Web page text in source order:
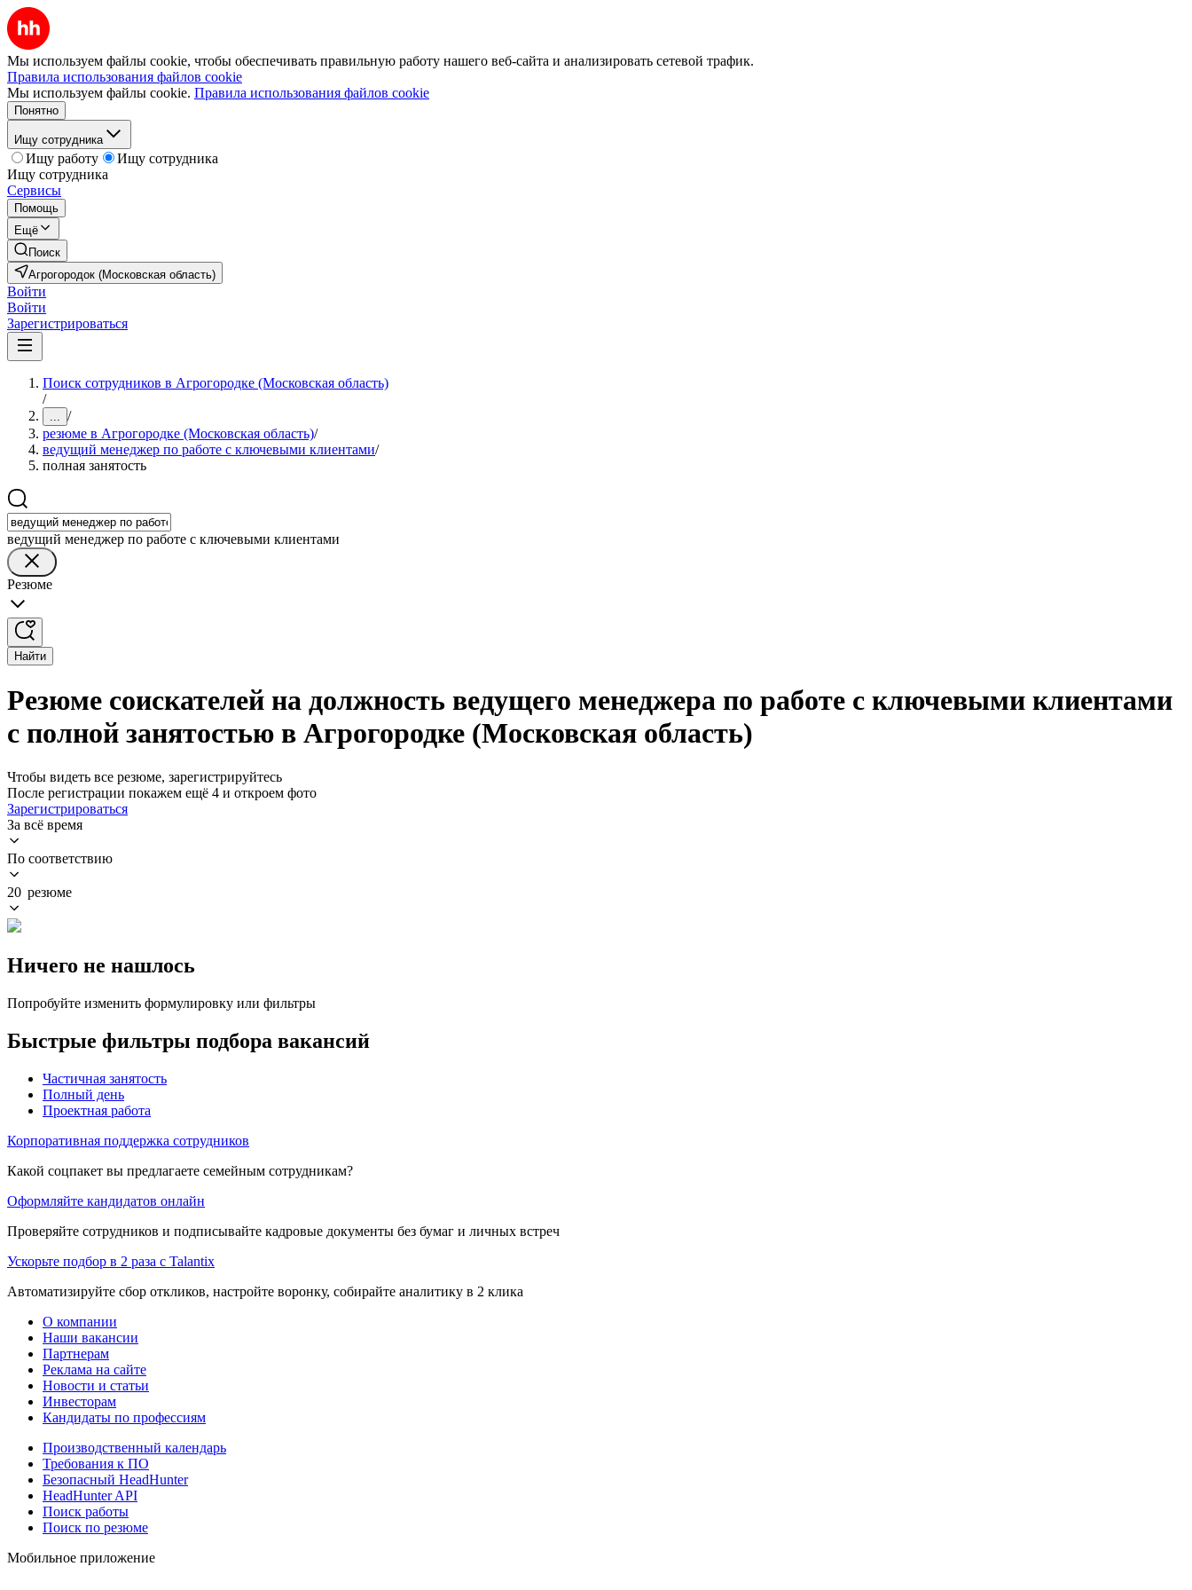
Мы используем файлы cookie, чтобы обеспечивать правильную работу нашего веб-сайта и анализировать сетевой трафик.
Правила использования файлов cookie
Мы используем файлы cookie. Правила использования файлов cookie
Понятно
Ищу сотрудника
Ищу работу
Ищу сотрудника
Ищу сотрудника
Сервисы
Помощь
Ещё
Поиск
Агрогородок (Московская область)
Войти
Войти
Зарегистрироваться
Поиск сотрудников в Агрогородке (Московская область)
/
... /
резюме в Агрогородке (Московская область)/
ведущий менеджер по работе с ключевыми клиентами/
полная занятость
ведущий менеджер по работе с ключевыми клиентами
Резюме
Найти
Резюме соискателей на должность ведущего менеджера по работе с ключевыми клиентами
с полной занятостью в Агрогородке (Московская область)
Чтобы видеть все резюме, зарегистрируйтесь
После регистрации покажем ещё 4 и откроем фото
Зарегистрироваться
За всё время
По соответствию
20 резюме
Ничего не нашлось
Попробуйте изменить формулировку или фильтры
Быстрые фильтры подбора вакансий
Частичная занятость
Полный день
Проектная работа
Корпоративная поддержка сотрудников
Какой соцпакет вы предлагаете семейным сотрудникам?
Оформляйте кандидатов онлайн
Проверяйте сотрудников и подписывайте кадровые документы без бумаг и личных встреч
Ускорьте подбор в 2 раза с Talantix
Автоматизируйте сбор откликов, настройте воронку, собирайте аналитику в 2 клика
О компании
Наши вакансии
Партнерам
Реклама на сайте
Новости и статьи
Инвесторам
Кандидаты по профессиям
Производственный календарь
Требования к ПО
Безопасный HeadHunter
HeadHunter API
Поиск работы
Поиск по резюме
Мобильное приложение